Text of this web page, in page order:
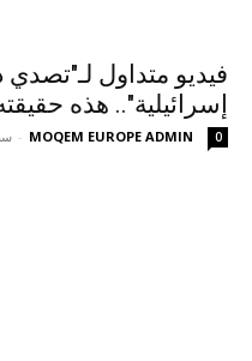
فيديو متداول
إسرائيلية".. هذه
MOQEM EUROPE ADMIN
- 0